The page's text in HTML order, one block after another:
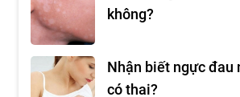
không?
Nhận biết ngực đau
có thai?